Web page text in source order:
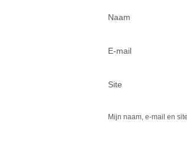
Naam
E-mail
Site
Mijn naam, e-mail en